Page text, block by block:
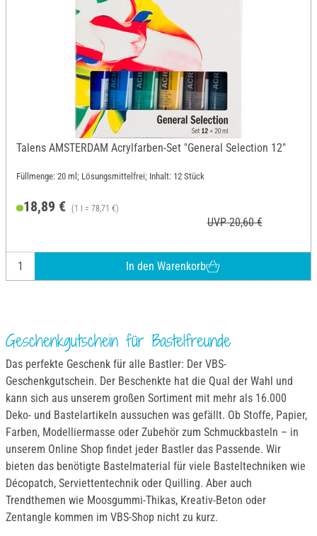
Talens AMSTERDAM Acrylfarben-Set "General Selection 12"
Füllmenge: 20 ml; Lösungsmittelfrei; Inhalt: 12 Stück
18,89 € (1 l = 78,71 €)
UVP 20,60 €
In den Warenkorb
Geschenkgutschein für Bastelfreunde
Das perfekte Geschenk für alle Bastler: Der VBS-
Geschenkgutschein. Der Beschenkte hat die Qual der Wahl und
kann sich aus unserem großen Sortiment mit mehr als 16.000
Deko- und Bastelartikeln aussuchen was gefällt. Ob Stoffe, Papier,
Farben, Modelliermasse oder Zubehör zum Schmuckbasteln – in
unserem Online Shop findet jeder Bastler das Passende. Wir
bieten das benötigte Bastelmaterial für viele Basteltechniken wie
Décopatch, Serviettentechnik oder Quilling. Aber auch
Trendthemen wie Moosgummi-Thikas, Kreativ-Beton oder
Zentangle kommen im VBS-Shop nicht zu kurz.